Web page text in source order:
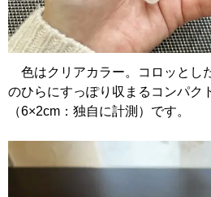
色はクリアカラー。コロッとし
のひらにすっぽり収まるコンパク
（6×2cm：独自に計測）です。